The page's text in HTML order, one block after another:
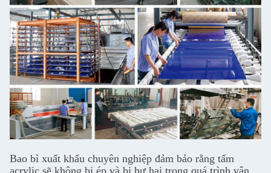
Bao bì xuất khẩu chuyên nghiệp đảm bảo rằng tấm